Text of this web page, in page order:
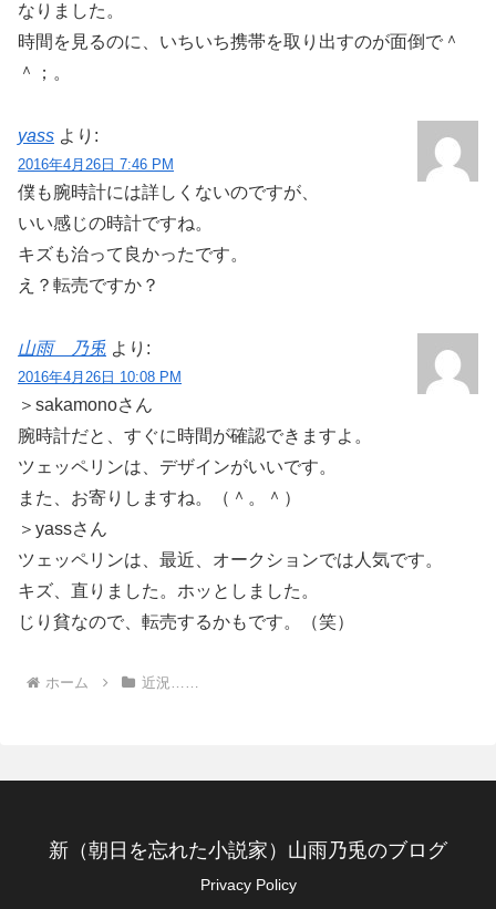
なりました。
時間を見るのに、いちいち携帯を取り出すのが面倒で＾
＾；。
yass より:
2016年4月26日 7:46 PM
僕も腕時計には詳しくないのですが、
いい感じの時計ですね。
キズも治って良かったです。
え？転売ですか？
山雨 乃兎 より:
2016年4月26日 10:08 PM
＞sakamonoさん
腕時計だと、すぐに時間が確認できますよ。
ツェッペリンは、デザインがいいです。
また、お寄りしますね。（＾。＾）
＞yassさん
ツェッペリンは、最近、オークションでは人気です。
キズ、直りました。ホッとしました。
じり貧なので、転売するかもです。（笑）
ホーム 近況……
新（朝日を忘れた小説家）山雨乃兎のブログ
Privacy Policy